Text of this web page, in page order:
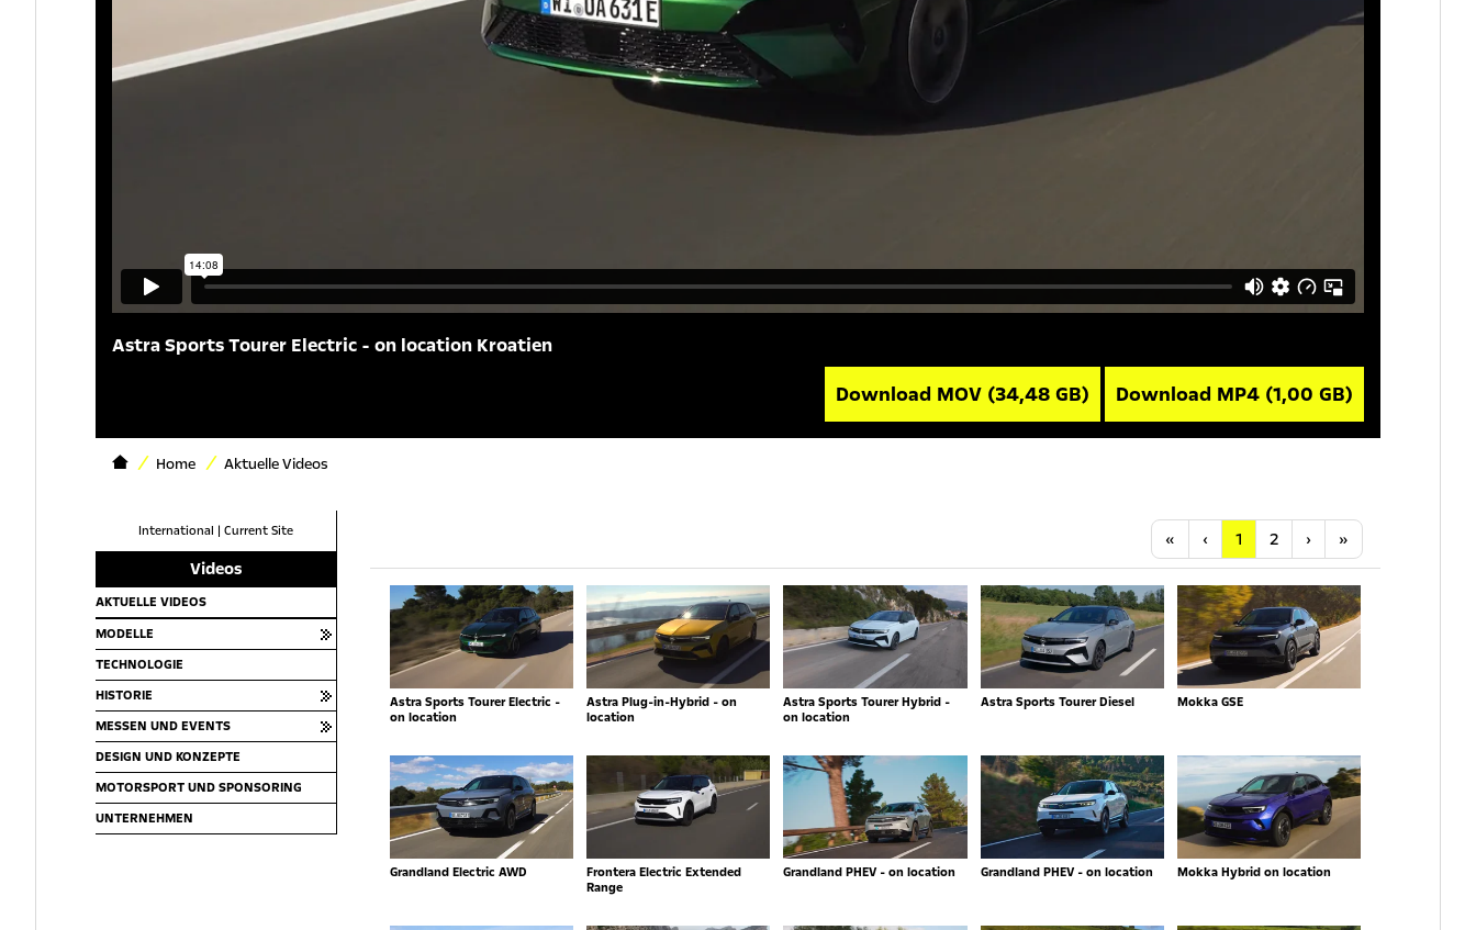
Astra Sports Tourer Electric - on location Kroatien
Download MOV (34,48 GB) Download MP4 (1,00 GB)
Home Aktuelle Videos
International | Current Site
Videos
AKTUELLE VIDEOS
MODELLE
TECHNOLOGIE
HISTORIE
MESSEN UND EVENTS
DESIGN UND KONZEPTE
MOTORSPORT UND SPONSORING
UNTERNEHMEN
« Anfang
‹ Vorherige
1 2 ›Nächste
»
Astra Sports Tourer Electric -
on location
Astra Plug-in-Hybrid - on
location
Astra Sports Tourer Hybrid -
on location
Astra Sports Tourer Diesel Mokka GSE
Grandland Electric AWD
Frontera Electric Extended
Range
Grandland PHEV - on location Grandland PHEV - on location Mokka Hybrid on location